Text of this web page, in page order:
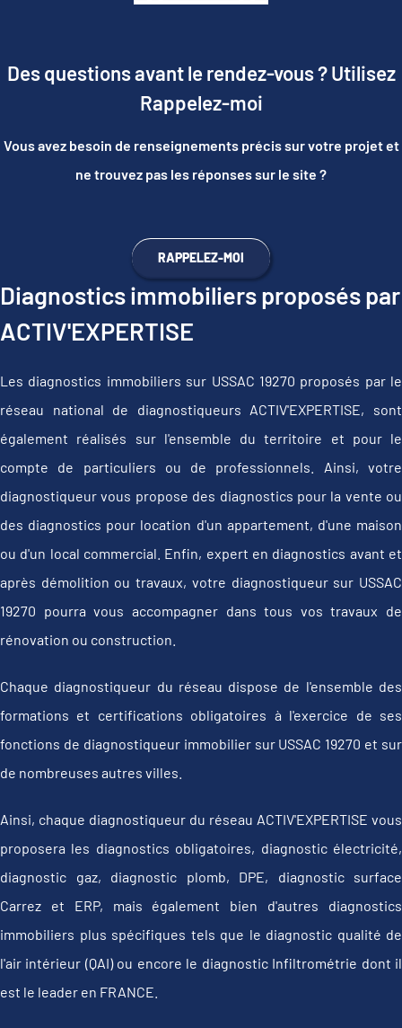
Des questions avant le rendez-vous ? Utilisez
Rappelez-moi
Vous avez besoin de renseignements précis sur votre projet et
ne trouvez pas les réponses sur le site ?
RAPPELEZ-MOI
Diagnostics immobiliers proposés par
ACTIV'EXPERTISE
Les diagnostics immobiliers sur USSAC 19270 proposés par le
réseau national de diagnostiqueurs ACTIV'EXPERTISE, sont
également réalisés sur l'ensemble du territoire et pour le
compte de particuliers ou de professionnels. Ainsi, votre
diagnostiqueur vous propose des diagnostics pour la vente ou
des diagnostics pour location d'un appartement, d'une maison
ou d'un local commercial. Enfin, expert en diagnostics avant et
après démolition ou travaux, votre diagnostiqueur sur USSAC
19270 pourra vous accompagner dans tous vos travaux de
rénovation ou construction.
Chaque diagnostiqueur du réseau dispose de l'ensemble des
formations et certifications obligatoires à l'exercice de ses
fonctions de diagnostiqueur immobilier sur USSAC 19270 et sur
de nombreuses autres villes.
Ainsi, chaque diagnostiqueur du réseau ACTIV'EXPERTISE vous
proposera les diagnostics obligatoires, diagnostic électricité,
diagnostic gaz, diagnostic plomb, DPE, diagnostic surface
Carrez et ERP, mais également bien d'autres diagnostics
immobiliers plus spécifiques tels que le diagnostic qualité de
l'air intérieur (QAI) ou encore le diagnostic Infiltrométrie dont il
est le leader en FRANCE.